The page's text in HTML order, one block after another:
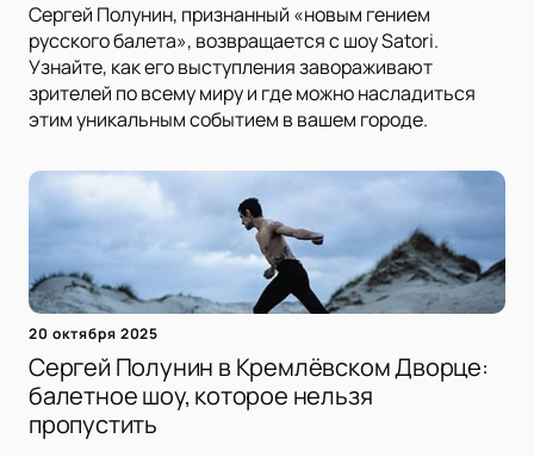
Сергей Полунин, признанный «новым гением
русского балета», возвращается с шоу Satori.
Узнайте, как его выступления завораживают
зрителей по всему миру и где можно насладиться
этим уникальным событием в вашем городе.
20 октября 2025
Сергей Полунин в Кремлёвском Дворце:
балетное шоу, которое нельзя
пропустить